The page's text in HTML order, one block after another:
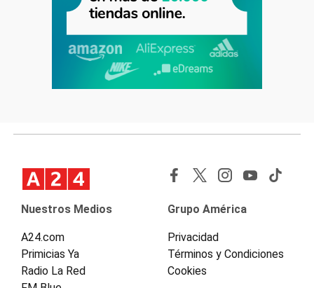
Nuestros Medios
A24.com
Primicias Ya
Radio La Red
Grupo América
Privacidad
Términos y Condiciones
Cookies